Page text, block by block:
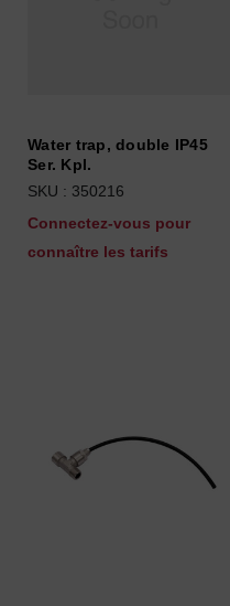
Water trap, double IP45
Ser. Kpl.
SKU : 350216
Connectez-vous pour
connaître les tarifs